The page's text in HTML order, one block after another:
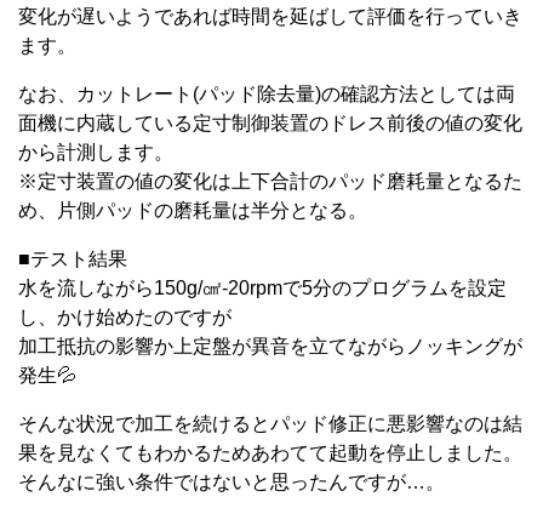
変化が遅いようであれば時間を延ばして評価を行っていき
ます。
なお、カットレート(パッド除去量)の確認方法としては両
面機に内蔵している定寸制御装置のドレス前後の値の変化
から計測します。
※定寸装置の値の変化は上下合計のパッド磨耗量となるた
め、片側パッドの磨耗量は半分となる。
■テスト結果
水を流しながら150g/㎠-20rpmで5分のプログラムを設定
し、かけ始めたのですが
加工抵抗の影響か上定盤が異音を立てながらノッキングが
発生💦
そんな状況で加工を続けるとパッド修正に悪影響なのは結
果を見なくてもわかるためあわてて起動を停止しました。
そんなに強い条件ではないと思ったんですが…。